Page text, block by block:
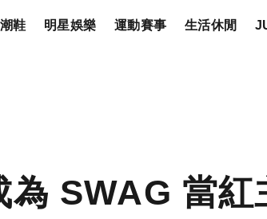
鞋 明星娛樂 運動賽事 生活休閒
SWAG 當紅